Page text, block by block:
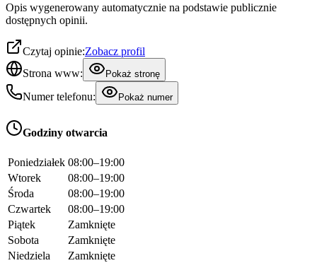
Opis wygenerowany automatycznie na podstawie publicznie
dostępnych opinii.
Czytaj opinie:Zobacz profil
Strona www:
Pokaż stronę
Numer telefonu: Pokaż numer
Godziny otwarcia
Poniedziałek 08:00–19:00
Wtorek
08:00–19:00
Środa
08:00–19:00
Czwartek
08:00–19:00
Piątek
Zamknięte
Sobota
Zamknięte
Niedziela
Zamknięte